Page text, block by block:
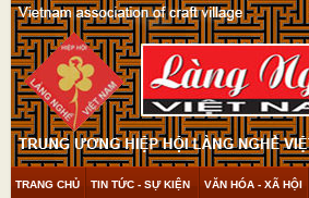
TRANG CHỦ TIN TỨC - SỰ KIỆN VĂN HÓA - XÃ HỘI